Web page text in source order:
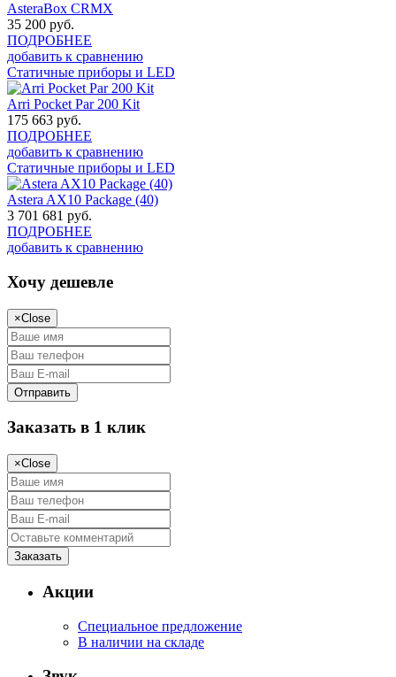
AsteraBox CRMX
35 200 руб.
ПОДРОБНЕЕ
добавить к сравнению
Статичные приборы и LED
Arri Pocket Par 200 Kit
175 663 руб.
ПОДРОБНЕЕ
добавить к сравнению
Статичные приборы и LED
Astera AX10 Package (40)
3 701 681 руб.
ПОДРОБНЕЕ
добавить к сравнению
Хочу дешевле
×Close
Заказать в 1 клик
×Close
Акции
Специальное предложение
В наличии на складе